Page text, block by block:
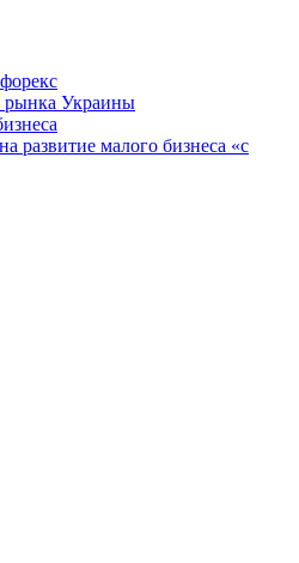
рынка Украины
развитие малого бизнеса «с